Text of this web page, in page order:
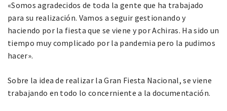
«Somos agradecidos de toda la gente que ha trabajado
para su realización. Vamos a seguir gestionando y
haciendo por la fiesta que se viene y por Achiras. Ha sido un
tiempo muy complicado por la pandemia pero la pudimos
hacer».
Sobre la idea de realizar la Gran Fiesta Nacional, se viene
trabajando en todo lo concerniente a la documentación.